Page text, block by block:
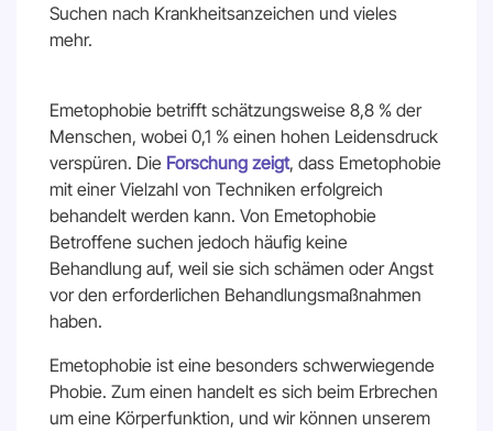
Suchen nach Krankheitsanzeichen und vieles
mehr.
Emetophobie betrifft schätzungsweise 8,8 % der
Menschen, wobei 0,1 % einen hohen Leidensdruck
verspüren. Die Forschung zeigt, dass Emetophobie
mit einer Vielzahl von Techniken erfolgreich
behandelt werden kann. Von Emetophobie
Betroffene suchen jedoch häufig keine
Behandlung auf, weil sie sich schämen oder Angst
vor den erforderlichen Behandlungsmaßnahmen
haben.
Emetophobie ist eine besonders schwerwiegende
Phobie. Zum einen handelt es sich beim Erbrechen
um eine Körperfunktion, und wir können unserem